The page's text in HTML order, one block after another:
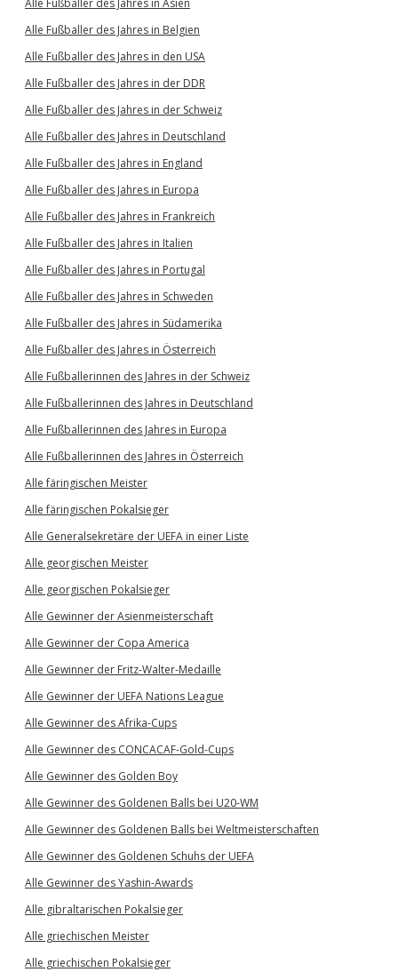
Alle Fußballer des Jahres in Asien
Alle Fußballer des Jahres in Belgien
Alle Fußballer des Jahres in den USA
Alle Fußballer des Jahres in der DDR
Alle Fußballer des Jahres in der Schweiz
Alle Fußballer des Jahres in Deutschland
Alle Fußballer des Jahres in England
Alle Fußballer des Jahres in Europa
Alle Fußballer des Jahres in Frankreich
Alle Fußballer des Jahres in Italien
Alle Fußballer des Jahres in Portugal
Alle Fußballer des Jahres in Schweden
Alle Fußballer des Jahres in Südamerika
Alle Fußballer des Jahres in Österreich
Alle Fußballerinnen des Jahres in der Schweiz
Alle Fußballerinnen des Jahres in Deutschland
Alle Fußballerinnen des Jahres in Europa
Alle Fußballerinnen des Jahres in Österreich
Alle färingischen Meister
Alle färingischen Pokalsieger
Alle Generalsekretäre der UEFA in einer Liste
Alle georgischen Meister
Alle georgischen Pokalsieger
Alle Gewinner der Asienmeisterschaft
Alle Gewinner der Copa America
Alle Gewinner der Fritz-Walter-Medaille
Alle Gewinner der UEFA Nations League
Alle Gewinner des Afrika-Cups
Alle Gewinner des CONCACAF-Gold-Cups
Alle Gewinner des Golden Boy
Alle Gewinner des Goldenen Balls bei U20-WM
Alle Gewinner des Goldenen Balls bei Weltmeisterschaften
Alle Gewinner des Goldenen Schuhs der UEFA
Alle Gewinner des Yashin-Awards
Alle gibraltarischen Pokalsieger
Alle griechischen Meister
Alle griechischen Pokalsieger